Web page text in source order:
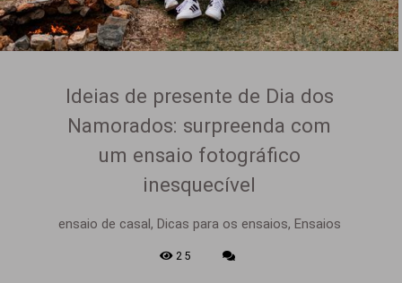
Ideias de presente de Dia dos
Namorados: surpreenda com
um ensaio fotográfico
inesquecível
ensaio de casal, Dicas para os ensaios, Ensaios
25